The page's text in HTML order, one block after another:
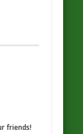
friends!